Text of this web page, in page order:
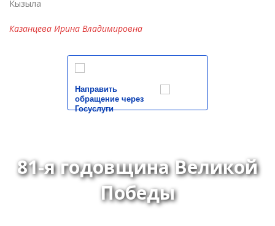
Кызыла
Казанцева Ирина Владимировна
Направить
обращение через
Госуслуги
81-я годовщина Великой
Победы